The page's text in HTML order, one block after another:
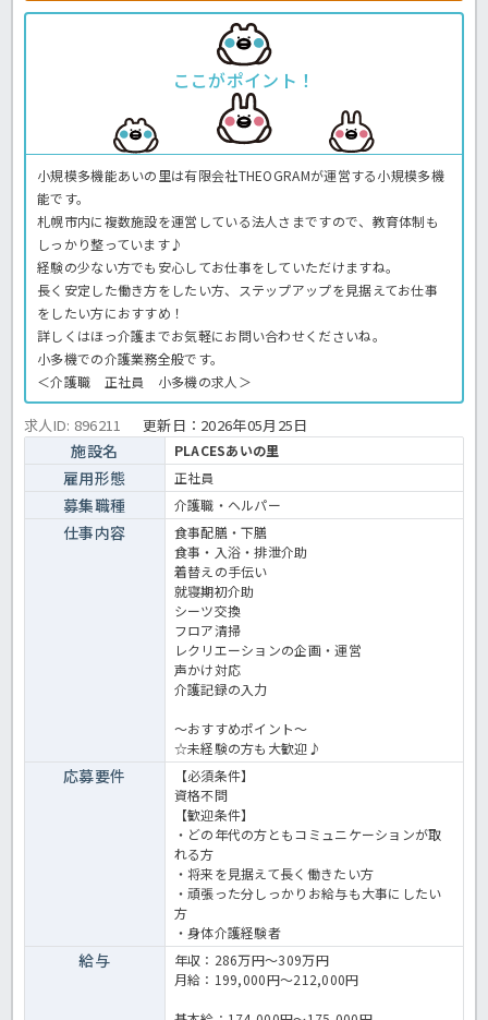
ここがポイント！
小規模多機能あいの里は有限会社THEOGRAMが運営する小規模多機
能です。
札幌市内に複数施設を運営している法人さまですので、教育体制も
しっかり整っています♪
経験の少ない方でも安心してお仕事をしていただけますね。
長く安定した働き方をしたい方、ステップアップを見据えてお仕事
をしたい方におすすめ！
詳しくはほっ介護までお気軽にお問い合わせくださいね。
小多機での介護業務全般です。
＜介護職 正社員 小多機の求人＞
求人ID: 896211 更新日： 2026年05月25日
施設名 PLACESあいの里
雇用形態 正社員
募集職種 介護職・ヘルパー
仕事内容
食事配膳・下膳
食事・入浴・排泄介助
着替えの手伝い
就寝期初介助
シーツ交換
フロア清掃
レクリエーションの企画・運営
声かけ対応
介護記録の入力
～おすすめポイント～
☆未経験の方も大歓迎♪
応募要件
【必須条件】
資格不問
【歓迎条件】
・どの年代の方ともコミュニケーションが取
れる方
・将来を見据えて長く働きたい方
・頑張った分しっかりお給与も大事にしたい
方
・身体介護経験者
給与
年収：286万円～309万円
月給：199,000円～212,000円